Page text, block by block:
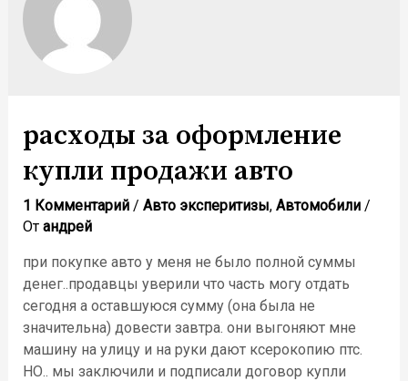
расходы за оформление
купли продажи авто
1 Комментарий / Авто эксперитизы, Автомобили/
От андрей
при покупке авто у меня не было полной суммы
денег..продавцы уверили что часть могу отдать
сегодня а оставшуюся сумму (она была не
значительна) довести завтра. они выгоняют мне
машину на улицу и на руки дают ксерокопию птс.
НО.. мы заключили и подписали договор купли